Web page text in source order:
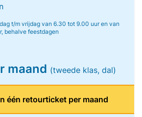
t/m vrijdag van 6.30 tot 9.00 uur en van
behalve feestdagen
maand (tweede klas, dal)
één retourticket per maand